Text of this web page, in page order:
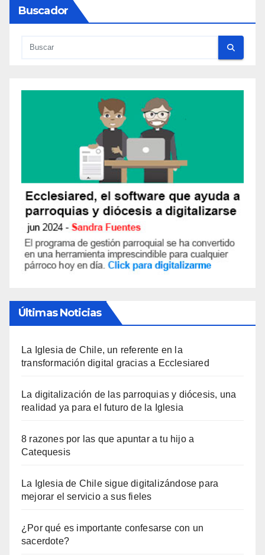
Buscador
Últimas Noticias
La Iglesia de Chile, un referente en la
transformación digital gracias a Ecclesiared
La digitalización de las parroquias y diócesis, una
realidad ya para el futuro de la Iglesia
8 razones por las que apuntar a tu hijo a
Catequesis
La Iglesia de Chile sigue digitalizándose para
mejorar el servicio a sus fieles
¿Por qué es importante confesarse con un
sacerdote?